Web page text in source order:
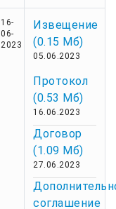
16-
06-
2023
Извещение
(0.15 Мб)
05.06.2023
Протокол
(0.53 Мб)
16.06.2023
Договор
(1.09 Мб)
27.06.2023
соглашение